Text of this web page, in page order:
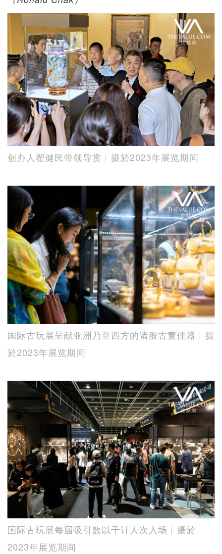
创办人翟健民带领导赏︱摄於2023年展览期间
国际古玩展呈献亚洲乃至西方的诸般古董佳器︱摄
於2023年展览期间
国际古玩展每届吸引数以千计人次入场︱摄於
2023年展览期间